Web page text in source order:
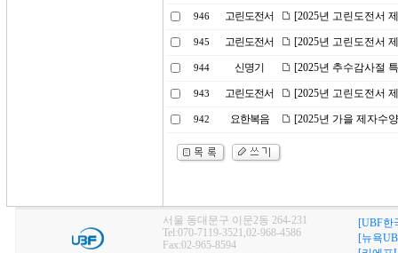
946 고린도전서 [2025년 고린도전서
945 고린도전서 [2025년 고린도전서
944 신명기 [2025년 추수감사절
943 고린도전서 [2025년 고린도전서
942 요한복음 [2025년 가을 제자수
서울 동대문구 이문2동 264-231
Tel:070-7119-3521,02-968-4586
Fax:02-965-8594
[UBF한
[뉴욕